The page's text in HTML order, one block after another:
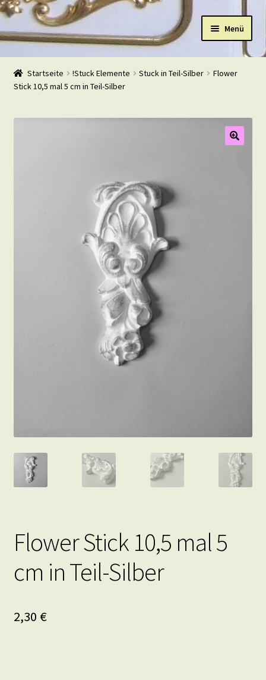
Navigation
Zum
Inhalt
Menü
Start
Shop
Warenkorb
Startseite !Stuck Elemente Stuck in Teil-Silber
Flower
Stick 10,5 mal 5 cm in Teil-Silber
Flower Stick 10,5 mal 5
cm in Teil-Silber
2,30 €